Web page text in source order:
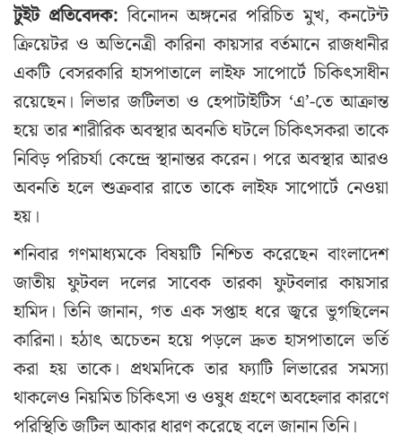
টুইট প্রতিবেদক: বিনোদন অঙ্গনের পরিচিত মুখ, কনটেন্ট
ক্রিয়েটর ও অভিনেত্রী কারিনা কায়সার বর্তমানে রাজধানীর
একটি বেসরকারি হাসপাতালে লাইফ সাপোর্টে চিকিৎসাধীন
রয়েছেন। লিভার জটিলতা ও হেপাটাইটিস ‘এ’-তে আক্রান্ত
হয়ে তার শারীরিক অবস্থার অবনতি ঘটলে চিকিৎসকরা তাকে
নিবিড় পরিচর্যা কেন্দ্রে স্থানান্তর করেন। পরে অবস্থার আরও
অবনতি হলে শুক্রবার রাতে তাকে লাইফ সাপোর্টে নেওয়া
হয়।
শনিবার গণমাধ্যমকে বিষয়টি নিশ্চিত করেছেন বাংলাদেশ
জাতীয় ফুটবল দলের সাবেক তারকা ফুটবলার কায়সার
হামিদ। তিনি জানান, গত এক সপ্তাহ ধরে জ্বরে ভুগছিলেন
কারিনা। হঠাৎ অচেতন হয়ে পড়লে দ্রুত হাসপাতালে ভর্তি
করা হয় তাকে। প্রথমদিকে তার ফ্যাটি লিভারের সমস্যা
থাকলেও নিয়মিত চিকিৎসা ও ওষুধ গ্রহণে অবহেলার কারণে
পরিস্থিতি জটিল আকার ধারণ করেছে বলে জানান তিনি।